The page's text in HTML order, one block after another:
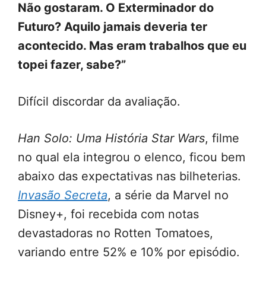
Não gostaram. O Exterminador do
Futuro? Aquilo jamais deveria ter
acontecido. Mas eram trabalhos que eu
topei fazer, sabe?”
Difícil discordar da avaliação.
Han Solo: Uma História Star Wars, filme
no qual ela integrou o elenco, ficou bem
abaixo das expectativas nas bilheterias.
Invasão Secreta, a série da Marvel no
Disney+, foi recebida com notas
devastadoras no Rotten Tomatoes,
variando entre 52% e 10% por episódio.